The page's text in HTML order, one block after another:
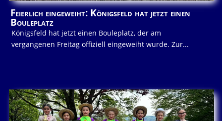
Feierlich eingeweiht: Königsfeld hat jetzt einen
Bouleplatz
Königsfeld hat jetzt einen Bouleplatz, der am
vergangenen Freitag offiziell eingeweiht wurde. Zur...